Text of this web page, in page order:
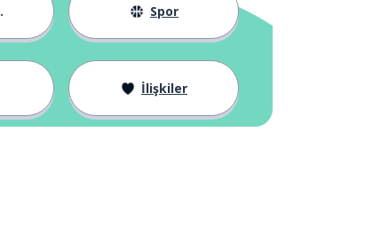
Spor
İlişkiler